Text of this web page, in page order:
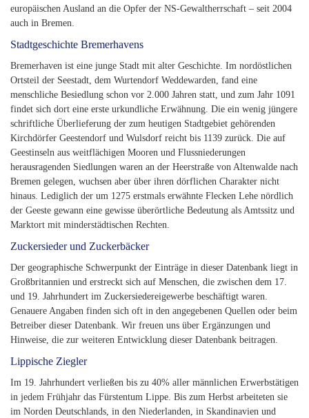
europäischen Ausland an die Opfer der NS-Gewaltherrschaft – seit 2004
auch in Bremen.
Stadtgeschichte Bremerhavens
Bremerhaven ist eine junge Stadt mit alter Geschichte. Im nordöstlichen
Ortsteil der Seestadt, dem Wurtendorf Weddewarden, fand eine
menschliche Besiedlung schon vor 2.000 Jahren statt, und zum Jahr 1091
findet sich dort eine erste urkundliche Erwähnung. Die ein wenig jüngere
schriftliche Überlieferung der zum heutigen Stadtgebiet gehörenden
Kirchdörfer Geestendorf und Wulsdorf reicht bis 1139 zurück. Die auf
Geestinseln aus weitflächigen Mooren und Flussniederungen
herausragenden Siedlungen waren an der Heerstraße von Altenwalde nach
Bremen gelegen, wuchsen aber über ihren dörflichen Charakter nicht
hinaus. Lediglich der um 1275 erstmals erwähnte Flecken Lehe nördlich
der Geeste gewann eine gewisse überörtliche Bedeutung als Amtssitz und
Marktort mit minderstädtischen Rechten.
Zuckersieder und Zuckerbäcker
Der geographische Schwerpunkt der Einträge in dieser Datenbank liegt in
Großbritannien und erstreckt sich auf Menschen, die zwischen dem 17.
und 19. Jahrhundert im Zuckersiedereigewerbe beschäftigt waren.
Genauere Angaben finden sich oft in den angegebenen Quellen oder beim
Betreiber dieser Datenbank. Wir freuen uns über Ergänzungen und
Hinweise, die zur weiteren Entwicklung dieser Datenbank beitragen.
Lippische Ziegler
Im 19. Jahrhundert verließen bis zu 40% aller männlichen Erwerbstätigen
in jedem Frühjahr das Fürstentum Lippe. Bis zum Herbst arbeiteten sie
im Norden Deutschlands, in den Niederlanden, in Skandinavien und